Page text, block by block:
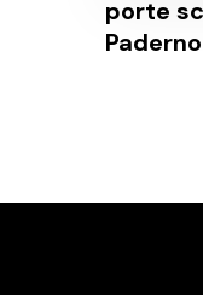
porte